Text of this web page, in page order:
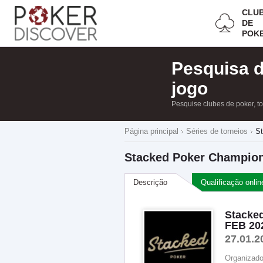
DE
Pesquisa
jogo
Pesquise clubes de poker,
Página principal Séries de torneios
Stacked Poker
Descrição Qualificação
FEB